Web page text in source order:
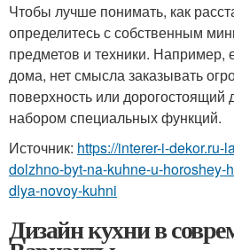
Чтобы лучше понимать, как
определитесь с собственным
предметов и техники. Например,
дома, нет смысла заказывать
поверхность или
набором специальных функций.
Источник: https://interer-i-dekor.ru-
dolzhno-byt-na-kuhne-u-horoshey-
dlya-novoy-kuhni
Дизайн кухни в